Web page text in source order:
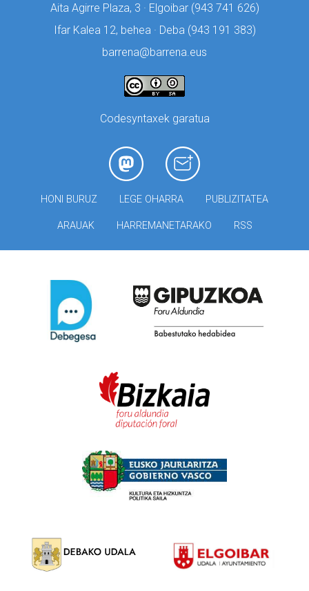
Aita Agirre Plaza, 3 · Elgoibar (943 741 626)
Ifar Kalea 12, behea · Deba (943 191 383)
barrena@barrena.eus
Codesyntaxek garatua
HONI BURUZ LEGE OHARRA PUBLIZITATEA
ARAUAK HARREMANETARAKO RSS